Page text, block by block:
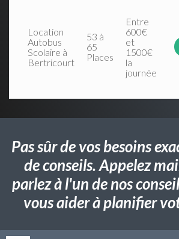
Location
Autobus
Scolaire à
Bertricourt
53 à
65
Places
Entre
600€
et
1500€
la
journée
Pas sûr de vos besoins
de conseils. Appelez
parlez à l'un de nos
vous aider à planifier